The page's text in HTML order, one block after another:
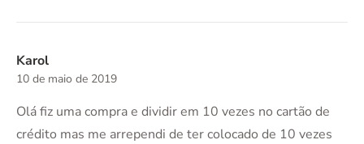
Karol
10 de maio de 2019
Olá fiz uma compra e dividir em 10 vezes no cartão de
crédito mas me arrependi de ter colocado de 10 vezes